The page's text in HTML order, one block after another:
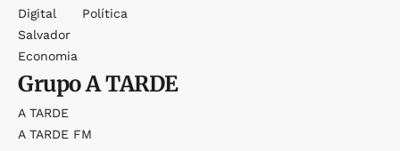
Digital
Salvador
Economia
Política
GrupoA TARDE
A TARDE
A TARDE FM